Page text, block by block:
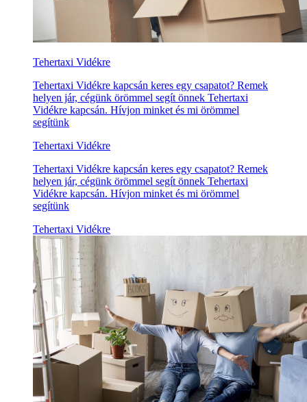
Tehertaxi Vidékre
Tehertaxi Vidékre kapcsán keres egy csapatot? Remek
helyen jár, cégünk örömmel segít önnek Tehertaxi
Vidékre kapcsán. Hívjon minket és mi örömmel
segítünk
Tehertaxi Vidékre
Tehertaxi Vidékre kapcsán keres egy csapatot? Remek
helyen jár, cégünk örömmel segít önnek Tehertaxi
Vidékre kapcsán. Hívjon minket és mi örömmel
segítünk
Tehertaxi Vidékre